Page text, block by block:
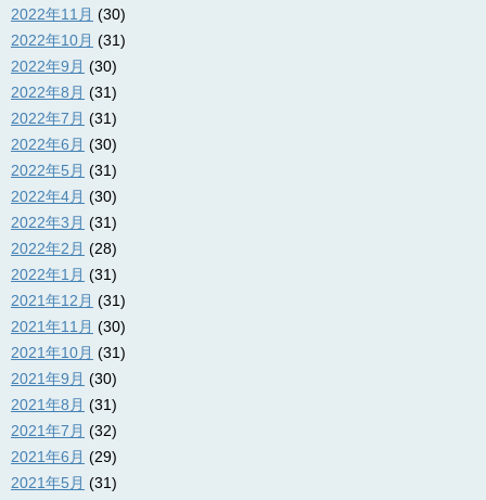
2022年11月 (30)
2022年10月 (31)
2022年9月 (30)
2022年8月 (31)
2022年7月 (31)
2022年6月 (30)
2022年5月 (31)
2022年4月 (30)
2022年3月 (31)
2022年2月 (28)
2022年1月 (31)
2021年12月 (31)
2021年11月 (30)
2021年10月 (31)
2021年9月 (30)
2021年8月 (31)
2021年7月 (32)
2021年6月 (29)
2021年5月 (31)